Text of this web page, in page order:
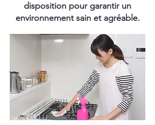
disposition pour garantir un
environnement sain et agréable.